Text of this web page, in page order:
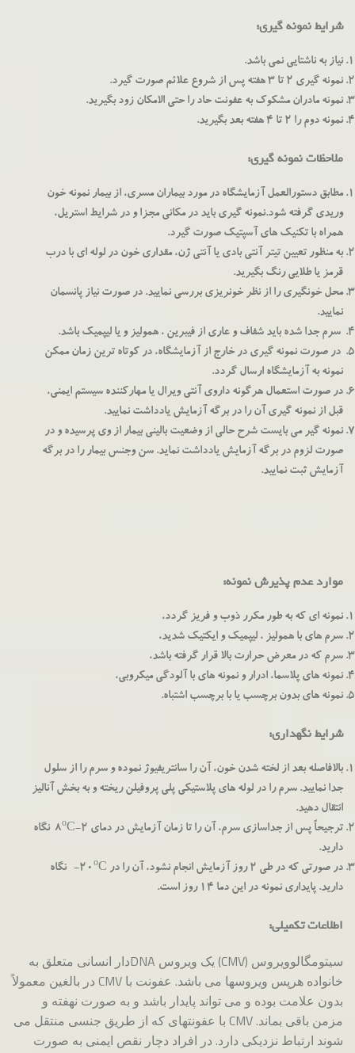
شرایط نمونه گیری:
نیاز به ناشتایی نمی باشد.
نمونه گیری 2 تا 3 هفته پس از شروع علائم صورت گیرد.
نمونه مادران مشکوک به عفونت حاد را حتی الامکان زود بگیرید.
نمونه دوم را 2 تا 4 هفته بعد بگیرید.
ملاحظات نمونه گیری:
مطابق دستورالعمل آزمایشگاه در مورد بیماران مسری، از بیمار نمونه خون
وریدی گرفته شود.نمونه گیری باید در مکانی مجزا و در شرایط استریل،
همراه با تکنیک های آسپتیک صورت گیرد.
به منظور تعیین تیتر آنتی بادی یا آنتی ژن، مقداری خون در لوله ای با درب
قرمز یا طلایی رنگ بگیرید.
محل خونگیری را از نظر خونریزی بررسی نمایید. در صورت نیاز پانسمان
نمایید.
سرم جدا شده باید شفاف و عاری از فیبرین ، همولیز و یا لیپمیک باشد.
در صورت نمونه گیری در خارج از آزمایشگاه، در کوتاه ترین زمان ممکن
نمونه به آزمایشگاه ارسال گردد.
در صورت استعمال هرگونه داروی آنتی ویرال یا مهارکننده سیستم ایمنی،
قبل از نمونه گیری آن را در برگه آزمایش یادداشت نمایید.
نمونه گیر می بایست شرح حالی از وضعیت بالینی بیمار از وی پرسیده و در
صورت لزوم در برگه آزمایش یادداشت نماید. سن وجنس بیمار را در برگه
آزمایش ثبت نمایید.
موارد عدم پذیرش نمونه:
نمونه ای که به طور مکرر ذوب و فریز گردد،
سرم های با همولیز ، لیپمیک و ایکتیک شدید،
سرم که در معرض حرارت بالا قرار گرفته باشد،
نمونه های پلاسما، ادرار و نمونه های با آلودگی میکروبی،
نمونه های بدون برچسب یا با برچسب اشتباه.
شرایط نگهداری:
بالافاصله بعد از لخته شدن خون، آن را سانتریفیوژ نموده و سرم را از سلول
جدا نمایید. سرم را در لوله های پلاستیکی پلی پروفیلن ریخته و به بخش آنالیز
انتقال دهید.
ترجیحاً پس از جداسازی سرم، آن را تا زمان آزمایش در دمای 2-8
o
C نگاه
دارید.
در صورتی که در طی 2 روز آزمایش انجام نشود، آن را در 20
o
C- نگاه
دارید. پایداری نمونه در این دما 14 روز است.
اطلاعات تكميلي:
سیتومگالوویروس (CMV) یک ویروس DNAدار انسانی متعلق به
خانواده هرپس ویروسها می باشد. عفونت با CMV در بالغین معمولاً
بدون علامت بوده و می تواند پایدار باشد و به صورت نهفته و
مزمن باقی بماند. CMV با عفونتهای که از طریق جنسی منتقل می
شوند ارتباط نزدیکی دارد. در افراد دچار نقص ایمنی به صورت